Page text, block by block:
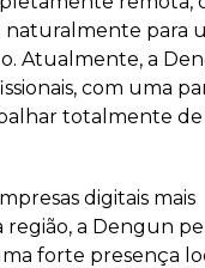
para
Atualmente, a
com uma
totalmente
digitais mais
região, a Dengun
forte presença